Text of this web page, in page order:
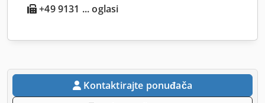
+49 9131 ... oglasi
Kontaktirajte ponuđača